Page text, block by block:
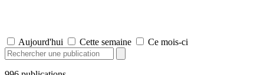
Aujourd'hui Cette semaine Ce mois-ci